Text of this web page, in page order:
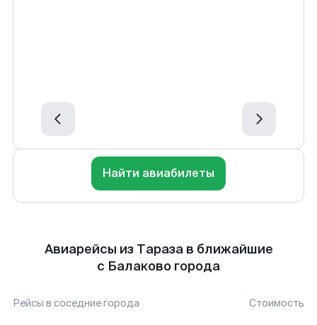
Найти авиабилеты
Авиарейсы из Тараза в ближайшие
с Балаково города
Рейсы в соседние города Стоимость